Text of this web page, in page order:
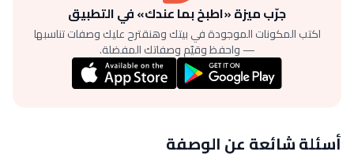
جرّب ميزة «اطبخ بما عندك» في التطبيق
اكتب المكونات الموجودة في بيتك وهنقترح عليك وصفات تناسبها
— واحفظ وقيّم وصفاتك المفضلة.
أسئلة شائعة عن الوصفة